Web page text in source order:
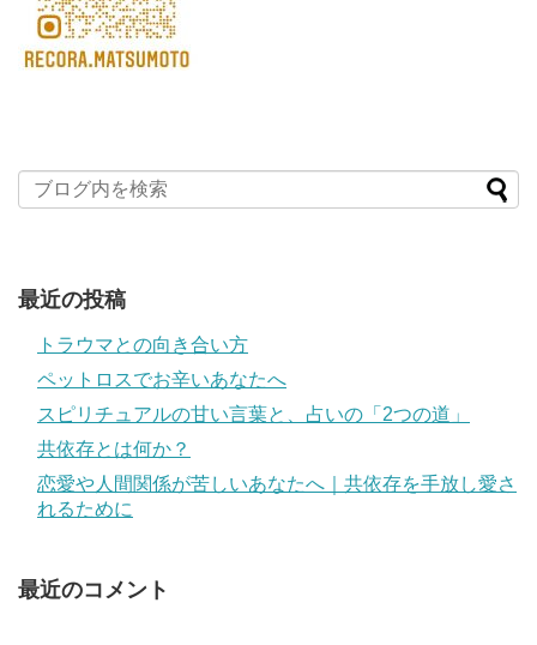
最近の投稿
トラウマとの向き合い方
ペットロスでお辛いあなたへ
スピリチュアルの甘い言葉と、占いの「2つの道」
共依存とは何か？
恋愛や人間関係が苦しいあなたへ｜共依存を手放し愛さ
れるために
最近のコメント